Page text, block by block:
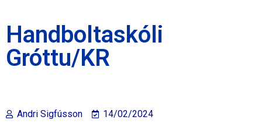
Handboltaskóli
Gróttu/KR
Andri Sigfússon 14/02/2024